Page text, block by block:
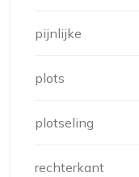
pijnlijke
plots
plotseling
rechterkant